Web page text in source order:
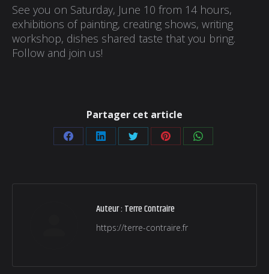
See you on Saturday, June 10 from 14 hours,
exhibitions of painting, creating shows, writing
workshop, dishes shared taste that you bring.
Follow and join us!
Partager cet article
Partager
Facebook
Partager
LinkedIn
Partager
Twitter
Partager
Pinterest
Partager
WhatsApp
Auteur : Terre Contraire
https://terre-contraire.fr